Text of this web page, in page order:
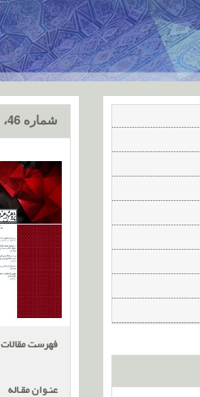
شماره 46، مهر 1401
فهرست مقالات
عنـوان مقـاله